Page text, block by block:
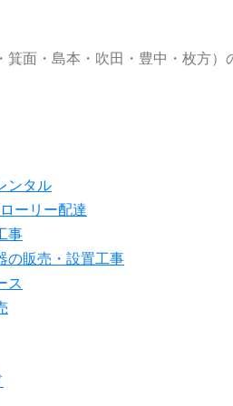
箕面・島本・吹田・豊中・枚方）
ンタル
ーリー配達
事
の販売・設置工事
ス